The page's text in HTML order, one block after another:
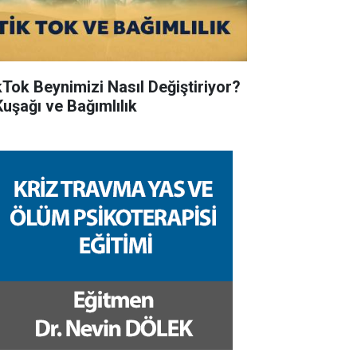
Beynimizi Nasıl Değiştiriyor?
ve Bağımlılık